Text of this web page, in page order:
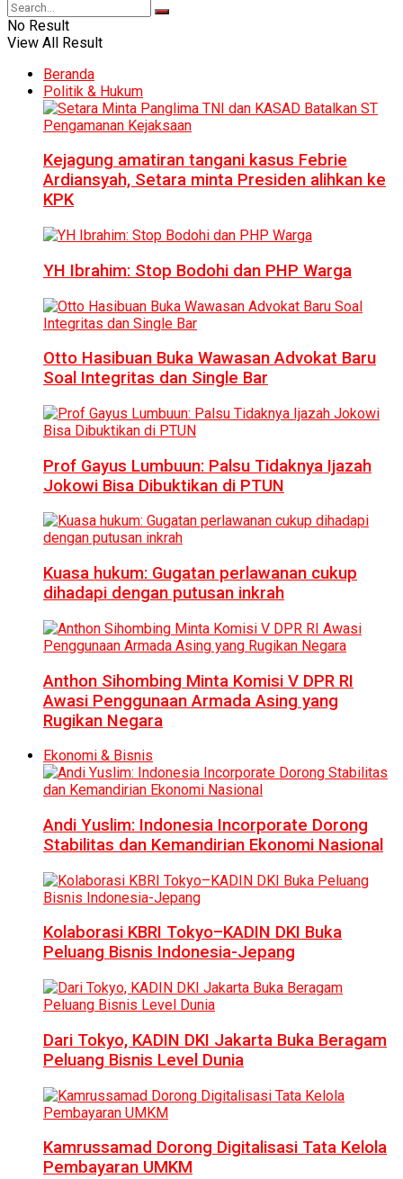
No Result
View All Result
Beranda
Politik & Hukum
Kejagung amatiran tangani kasus Febrie
Ardiansyah, Setara minta Presiden alihkan ke
KPK
YH Ibrahim: Stop Bodohi dan PHP Warga
Otto Hasibuan Buka Wawasan Advokat Baru
Soal Integritas dan Single Bar
Prof Gayus Lumbuun: Palsu Tidaknya Ijazah
Jokowi Bisa Dibuktikan di PTUN
Kuasa hukum: Gugatan perlawanan cukup
dihadapi dengan putusan inkrah
Anthon Sihombing Minta Komisi V DPR RI
Awasi Penggunaan Armada Asing yang
Rugikan Negara
Ekonomi & Bisnis
Andi Yuslim: Indonesia Incorporate Dorong
Stabilitas dan Kemandirian Ekonomi Nasional
Kolaborasi KBRI Tokyo–KADIN DKI Buka
Peluang Bisnis Indonesia-Jepang
Dari Tokyo, KADIN DKI Jakarta Buka Beragam
Peluang Bisnis Level Dunia
Kamrussamad Dorong Digitalisasi Tata Kelola
Pembayaran UMKM